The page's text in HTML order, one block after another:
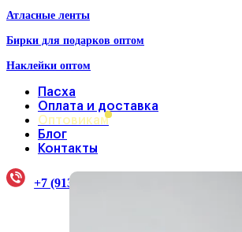
Атласные ленты
Бирки для подарков оптом
Наклейки оптом
Пасха
Оплата и доставка
Оптовикам
Блог
Контакты
+7 (913) 922-33-38